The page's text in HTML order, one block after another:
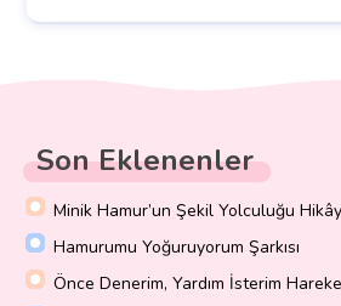
Son Eklenenler
Minik Hamur’un Şekil Yolculuğu
Hamurumu Yoğuruyorum Şarkısı
Önce Denerim, Yardım İsterim